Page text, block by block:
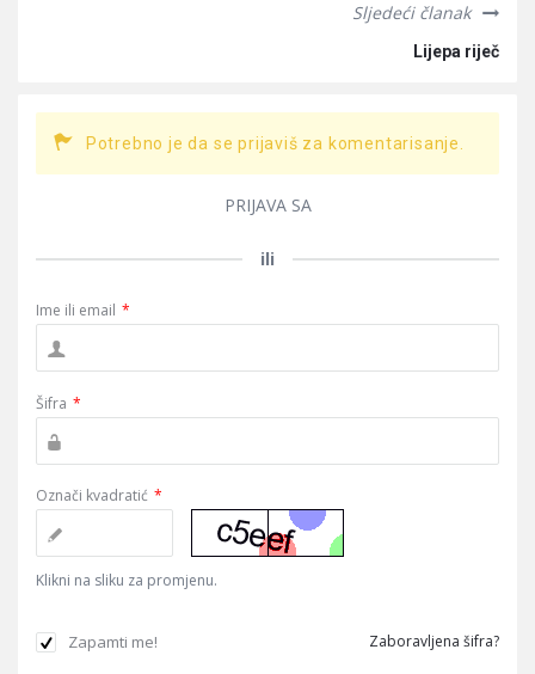
Sljedeći članak
Lijepa riječ
Potrebno je da se prijaviš za komentarisanje.
PRIJAVA SA
ili
Ime ili email *
Šifra *
Označi kvadratić *
Klikni na sliku za promjenu.
Zapamti me! Zaboravljena šifra?